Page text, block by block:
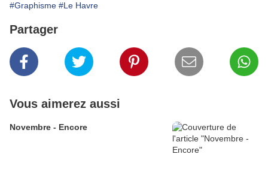
#Graphisme #Le Havre
Partager
Vous aimerez aussi
Novembre - Encore